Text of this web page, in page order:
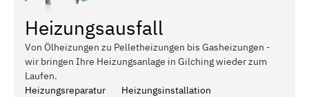
Heizungsausfall
Von Ölheizungen zu Pelletheizungen bis Gasheizungen -
wir bringen Ihre Heizungsanlage in Gilching wieder zum
Laufen.
Heizungsreparatur
Heizungsinstallation